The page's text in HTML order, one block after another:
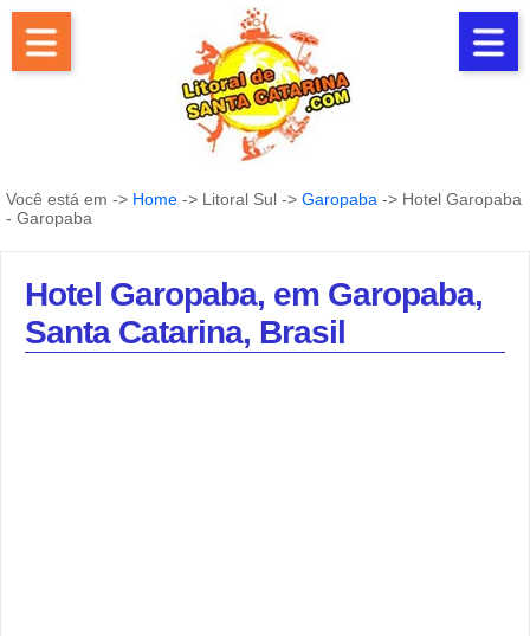
Você está em -> Home -> Litoral Sul -> Garopaba -> Hotel Garopaba
- Garopaba
Hotel Garopaba, em Garopaba,
Santa Catarina, Brasil